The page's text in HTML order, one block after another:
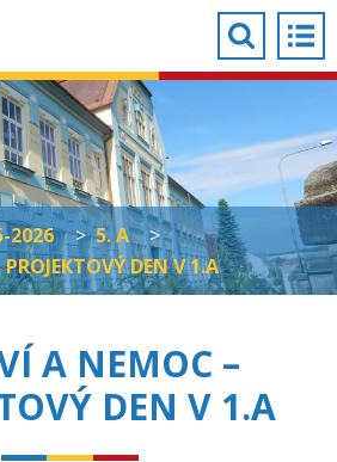
2026 > 5. A
>
DEN V 1.A
A NEMOC –
DEN V 1.A